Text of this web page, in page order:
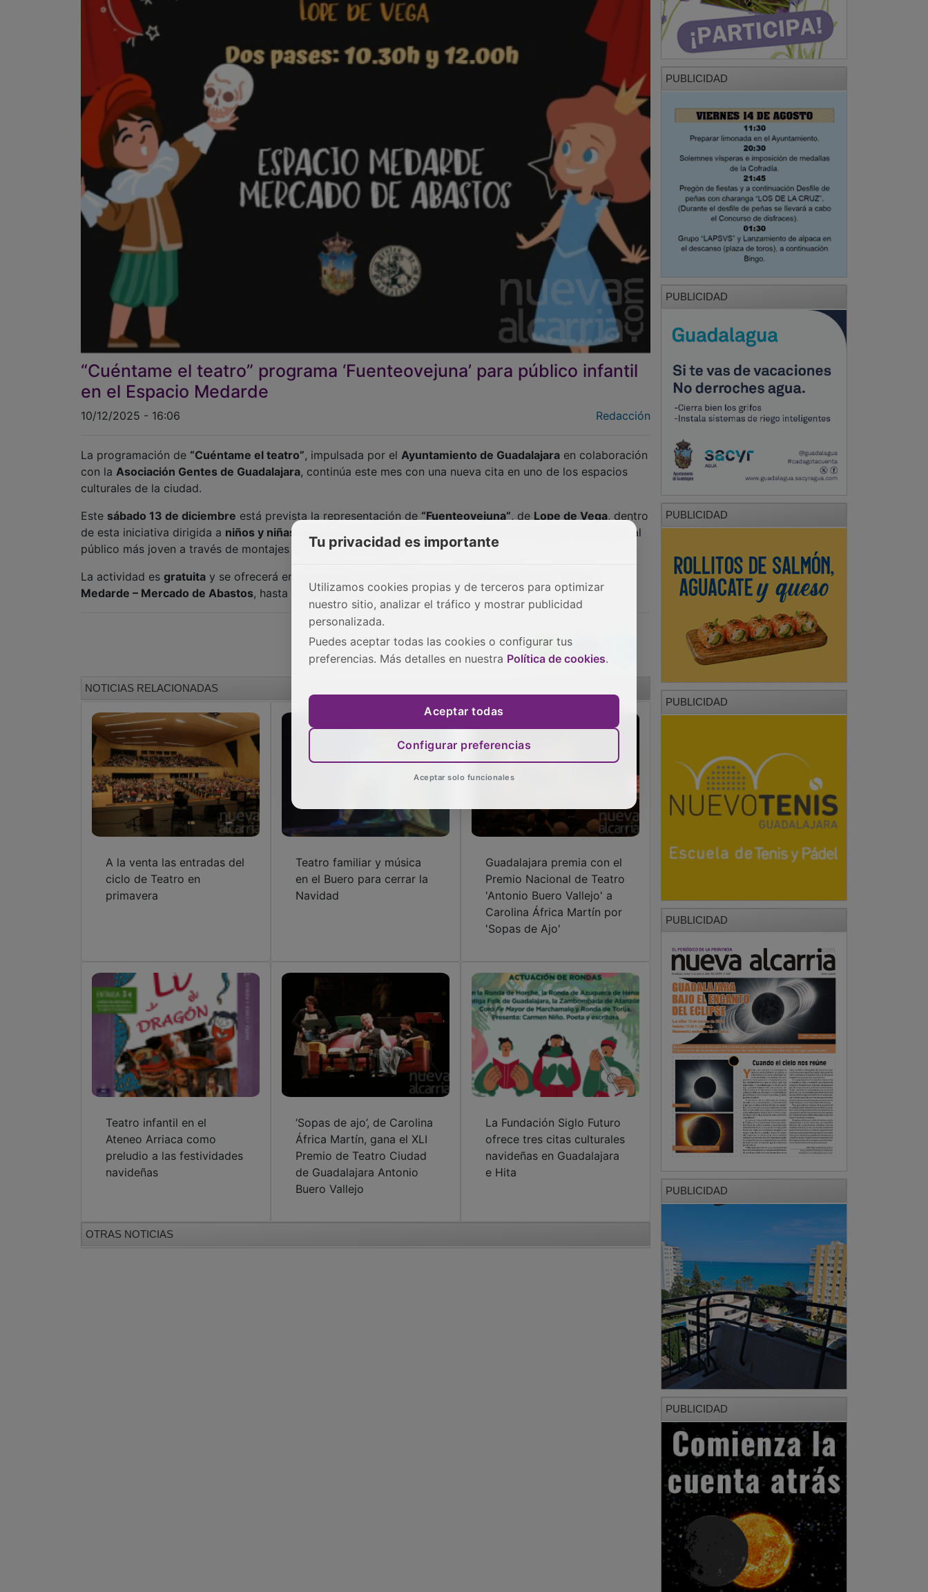
“Cuéntame el teatro” programa ‘Fuenteovejuna’ para público infantil
en el Espacio Medarde
10/12/2025 - 16:06 Redacción
La programación de “Cuéntame el teatro”, impulsada por el Ayuntamiento de Guadalajara en colaboración
con la Asociación Gentes de Guadalajara, continúa este mes con una nueva cita en uno de los espacios
culturales de la ciudad.
Este sábado 13 de diciembre está prevista la representación de “Fuenteovejuna”, de Lope de Vega, dentro
de esta iniciativa dirigida a niños y niñas de entre 5 y 15 años
, que busca acercar los clásicos del teatro al
público más joven a través de montajes adaptados a su edad.
La actividad es gratuita y se ofrecerá en
Medarde – Mercado de Abastos, hasta completar aforo.
NOTICIAS RELACIONADAS
A la venta las entradas del
ciclo de Teatro en
primavera
Teatro familiar y música
en el Buero para cerrar la
Navidad
Guadalajara premia con el
Premio Nacional de Teatro
'Antonio Buero Vallejo' a
Carolina África Martín por
'Sopas de Ajo'
Teatro infantil en el
Ateneo Arriaca como
preludio a las festividades
navideñas
‘Sopas de ajo’, de Carolina
África Martín, gana el XLI
Premio de Teatro Ciudad
de Guadalajara Antonio
Buero Vallejo
La Fundación Siglo Futuro
ofrece tres citas culturales
navideñas en Guadalajara
e Hita
OTRAS NOTICIAS
PUBLICIDAD
PUBLICIDAD
PUBLICIDAD
PUBLICIDAD
PUBLICIDAD
PUBLICIDAD
PUBLICIDAD
Tu privacidad es importante
Utilizamos cookies propias y de terceros para optimizar
nuestro sitio, analizar el tráfico y mostrar publicidad
personalizada.
Puedes aceptar todas las cookies o configurar tus
preferencias. Más detalles en nuestra Política de cookies.
Aceptar todas
Configurar preferencias
Aceptar solo funcionales